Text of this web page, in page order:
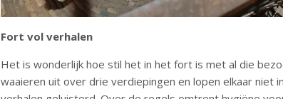
Fort vol verhalen
Het is wonderlijk hoe stil het in het fort is met al die
waaieren uit over drie verdiepingen en lopen elkaar niet